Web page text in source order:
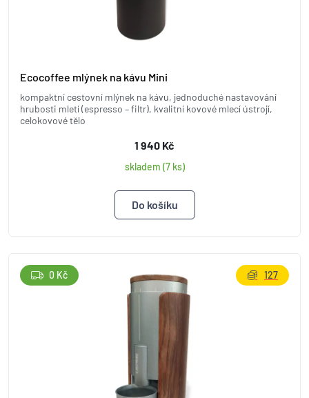
Ecocoffee mlýnek na kávu Mini
kompaktní cestovní mlýnek na kávu, jednoduché nastavování
hrubosti mletí (espresso – filtr), kvalitní kovové mlecí ústrojí,
celokovové tělo
1 940 Kč
skladem (7 ks)
0 Kč 127